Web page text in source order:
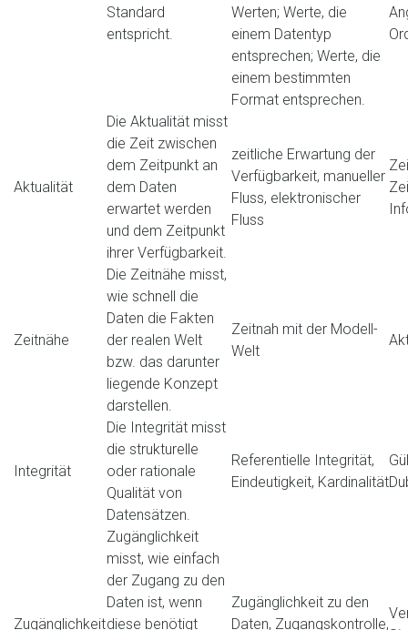
Standard
entspricht.
Werten; Werte, die
einem Datentyp
entsprechen; Werte, die
einem bestimmten
Format entsprechen.
Aktualität
Die Aktualität misst
die Zeit zwischen
dem Zeitpunkt an
dem Daten
erwartet werden
und dem Zeitpunkt
ihrer Verfügbarkeit.
zeitliche Erwartung der
Verfügbarkeit, manueller
Fluss, elektronischer
Fluss
Zeitnähe
Die Zeitnähe misst,
wie schnell die
Daten die Fakten
der realen Welt
bzw. das darunter
liegende Konzept
darstellen.
Zeitnah mit der Modell-
Welt
Integrität
Die Integrität misst
die strukturelle
oder rationale
Qualität von
Datensätzen.
Referentielle Integrität,
Eindeutigkeit, Kardinalität
Zugänglichkeit
Zugänglichkeit
misst, wie einfach
der Zugang zu den
Daten ist, wenn
diese benötigt
Zugänglichkeit zu den
Daten, Zugangskontrolle,